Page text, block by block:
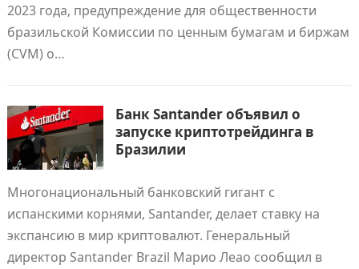
2023 года, предупреждение для общественности
бразильской Комиссии по ценным бумагам и биржам
(CVM) о…
Банк Santander объявил о
запуске криптотрейдинга в
Бразилии
Многонациональный банковский гигант с
испанскими корнями, Santander, делает ставку на
экспансию в мир криптовалют. Генеральный
директор Santander Brazil Марио Леао сообщил в